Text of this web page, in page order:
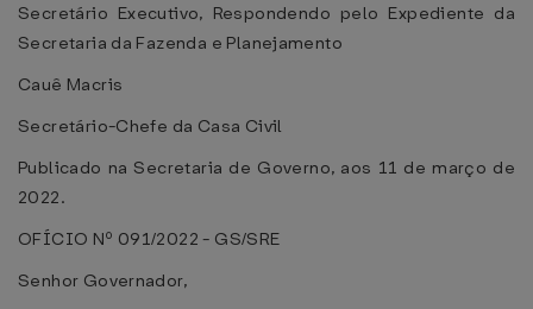
Secretário Executivo, Respondendo pelo Expediente da
Secretaria da Fazenda e Planejamento
Cauê Macris
Secretário-Chefe da Casa Civil
Publicado na Secretaria de Governo, aos 11 de março de
2022.
OFÍCIO Nº 091/2022 - GS/SRE
Senhor Governador,